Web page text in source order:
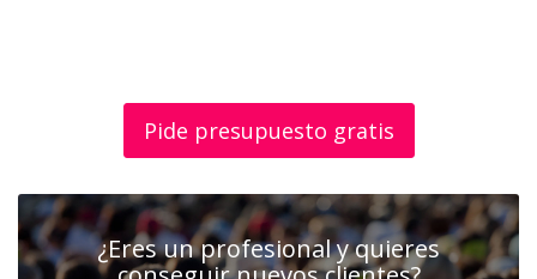
Pide presupuesto gratis
¿Eres un profesional y quieres